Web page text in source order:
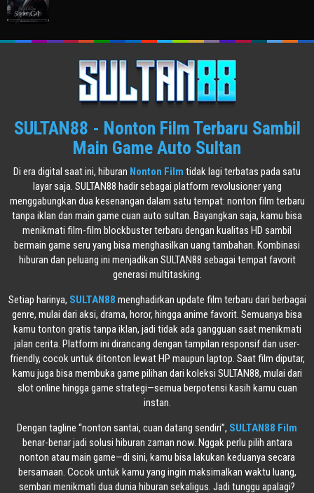
SULTAN88 - Nonton Film Terbaru Sambil
Main Game Auto Sultan
Di era digital saat ini, hiburan Nonton Film tidak lagi terbatas pada satu
layar saja. SULTAN88 hadir sebagai platform revolusioner yang
menggabungkan dua kesenangan dalam satu tempat: nonton film terbaru
tanpa iklan dan main game cuan auto sultan. Bayangkan saja, kamu bisa
menikmati film-film blockbuster terbaru dengan kualitas HD sambil
bermain game seru yang bisa menghasilkan uang tambahan. Kombinasi
hiburan dan peluang ini menjadikan SULTAN88 sebagai tempat favorit
generasi multitasking.
Setiap harinya, SULTAN88 menghadirkan update film terbaru dari berbagai
genre, mulai dari aksi, drama, horor, hingga anime favorit. Semuanya bisa
kamu tonton gratis tanpa iklan, jadi tidak ada gangguan saat menikmati
jalan cerita. Platform ini dirancang dengan tampilan responsif dan user-
friendly, cocok untuk ditonton lewat HP maupun laptop. Saat film diputar,
kamu juga bisa membuka game pilihan dari koleksi SULTAN88, mulai dari
slot online hingga game strategi—semua berpotensi kasih kamu cuan
instan.
Dengan tagline “nonton santai, cuan datang sendiri”, SULTAN88 Film
benar-benar jadi solusi hiburan zaman now. Nggak perlu pilih antara
nonton atau main game—di sini, kamu bisa lakukan keduanya secara
bersamaan. Cocok untuk kamu yang ingin maksimalkan waktu luang,
sembari menikmati dua dunia hiburan sekaligus. Jadi tunggu apalagi?